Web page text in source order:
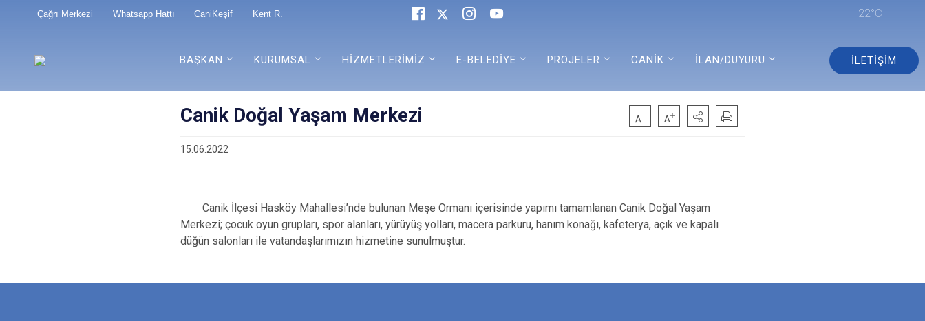
Çağrı Merkezi Whatsapp Hattı CaniKeşif Kent R. 22°C
BAŞKAN KURUMSAL HİZMETLERİMİZ E-BELEDİYE PROJELER CANİK İLAN/DUYURU İLETİŞİM
Canik Doğal Yaşam Merkezi
15.06.2022
Canik İlçesi Hasköy Mahallesi’nde bulunan Meşe Ormanı içerisinde yapımı tamamlanan Canik Doğal Yaşam
Merkezi; çocuk oyun grupları, spor alanları, yürüyüş yolları, macera parkuru, hanım konağı, kafeterya, açık ve kapalı
düğün salonları ile vatandaşlarımızın hizmetine sunulmuştur.